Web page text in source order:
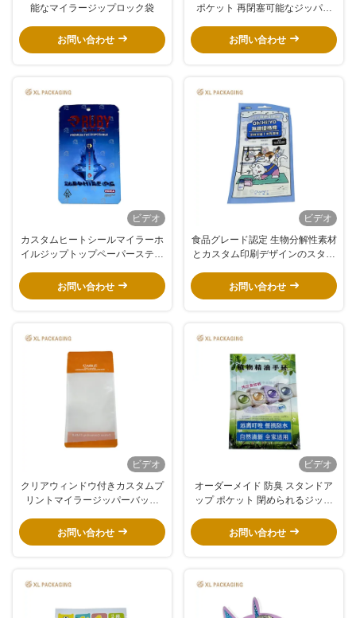
能なマイラージップロック袋
お問い合わせ
ポケット 再閉塞可能なジッパー
お問い合わせ
ビデオ
カスタムヒートシールマイラーホ
イルジップトップペーパーステッ
お問い合わせ
ビデオ
食品グレード認定 生物分解性素材
とカスタム印刷デザインのスタン
お問い合わせ
ビデオ
クリアウィンドウ付きカスタムプ
リントマイラージッパーバッグ
お問い合わせ
ビデオ
オーダーメイド 防臭 スタンドア
ップ ポケット 閉められるジッパ
メイド 紙ステッカー ラベル
お問い合わせ